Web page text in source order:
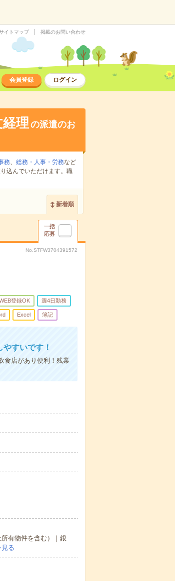
イトマップ 掲載のお問い合わせ
会員登録 ログイン
理 の派遣のお
務、 総務・人事・労務など
込んでいただけます。職
新着順
一括
応募
No.STFW3704391572
登録OK 週4日勤務
Excel 簿記
すいです！
食店があり便利！残業
有物件を含む）｜銀
る